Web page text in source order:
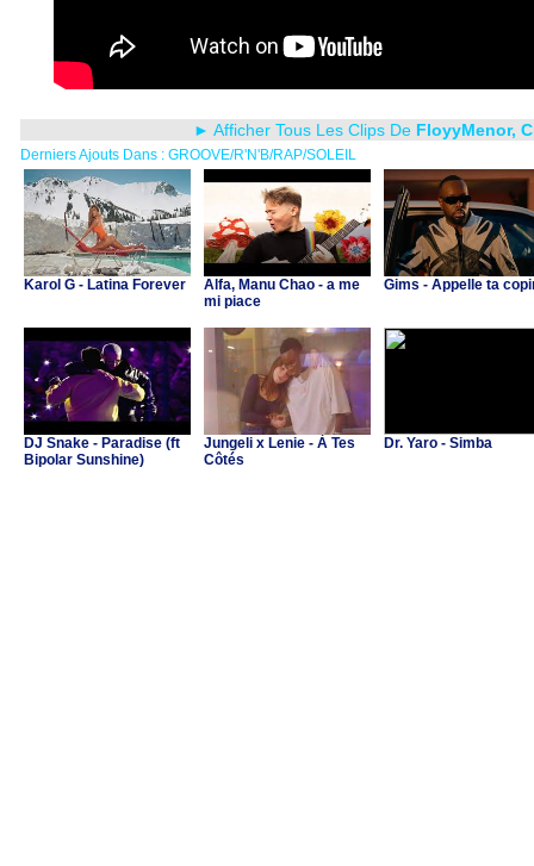
► Afficher Tous Les Clips De FloyyMenor,
Derniers Ajouts Dans : GROOVE/R'N'B/RAP/SOLEIL
Karol G - Latina Forever
Alfa, Manu Chao - a me
mi piace
Gims - Appelle ta
DJ Snake - Paradise (ft
Bipolar Sunshine)
Jungeli x Lenie - À Tes
Côtés
Dr. Yaro - Simba